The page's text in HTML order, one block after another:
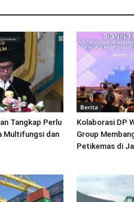
Tangkap Perlu
Multifungsi dan
Berita
Kolaborasi DP
Group
Petikemas di